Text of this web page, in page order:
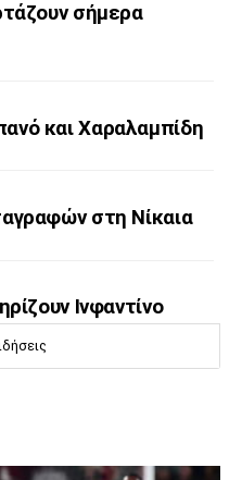
Μπενφίκασήμερα
και Χαραλαμπίδη
στη Νίκαια
Ινφαντίνο